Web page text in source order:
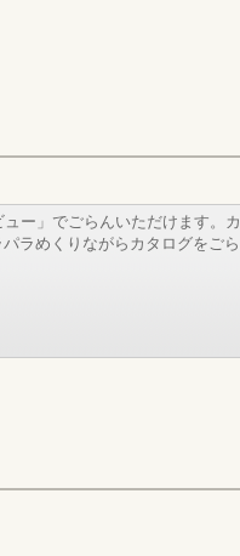
ー」でごらんいただけます。カ
ラめくりながらカタログをごら